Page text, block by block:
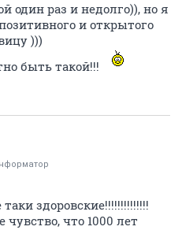
один раз и недолго)), но я
и открытого
)))
быть такой!!!
здоровские!!!!!!!!!!!!!!
чувство, что 1000 лет